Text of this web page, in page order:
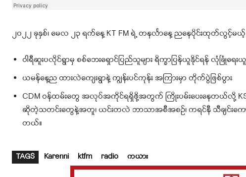
၂၀၂၂ ခုနှစ်၊ မေလ ၂၃ ရက်နေ့ KT FM ရဲ့ တနင်္လာနေ့ ညနေပိုင်းထုတ်လွင့်
ဝါရီဆူးပလိုင်ရွာမှ စစ်ဘေးရှောင်ပြည်သူများ ရိက္ခာပြန်ယူနိုင်ရန် လုံခြုံရ
ယမန်နေ့ည ထားလဲကျေးရွာနဲ့ ကျွန်းပင်ကုန်း အကြားမှာ တိုက်ပွဲဖြစ်ပွား
CDM ဝန်ထမ်းတွေ အလုပ်အကိုင်ရရှိဖို့အတွက် ကြိုးပမ်းပေးနေတယ်လို့
ဆိုတဲ့သတင်းတွေနဲ့အတူ၊ ယင်းတလဲ ဘာသာအစီအစဉ်၊ ကရင်နီ သီချင်းကောင်း
တယ်။
TAGS Karenni ktfm radio ကယား